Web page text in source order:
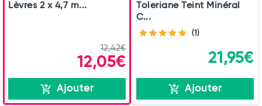
Lèvres 2 x 4,7 m...
12,42€
12,05€
Ajouter
Toleriane Teint Minéral
C...
(1)
21,95€
Ajouter